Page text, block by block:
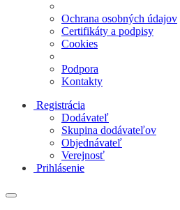
Ochrana osobných údajov
Certifikáty a podpisy
Cookies
Podpora
Kontakty
Registrácia
Dodávateľ
Skupina dodávateľov
Objednávateľ
Verejnosť
Prihlásenie